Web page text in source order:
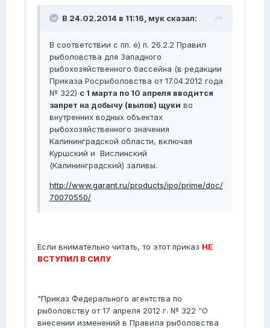
В 24.02.2014 в 11:16, мук сказал:
В соответствии с пп. е) п. 26.2.2 Правил
рыболовства для Западного
рыбохозяйственного бассейна (в редакции
Приказа Росрыболовства от 17.04.2012 года
№ 322) с 1 марта по 10 апреля вводится
запрет на добычу (вылов) щуки во
внутренних водных объектах
рыбохозяйственного значения
Калининградской области, включая
Куршский и Вислинский
(Калининградский) заливы.
http://www.garant.ru/products/ipo/prime/doc/
70070550/
Если внимательно читать, то этот приказ НЕ
ВСТУПИЛ В СИЛУ
"Приказ Федерального агентства по
рыболовству от 17 апреля 2012 г. № 322 “О
внесении изменений в Правила рыболовства